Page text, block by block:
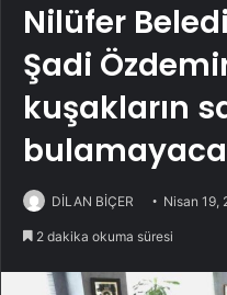
Nilüfer
Şadi
kuşakların
DİLAN BİÇER Nisan 19,
2 dakika okuma süresi